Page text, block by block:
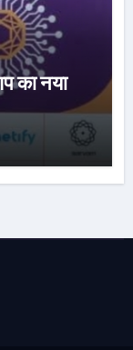
का नया